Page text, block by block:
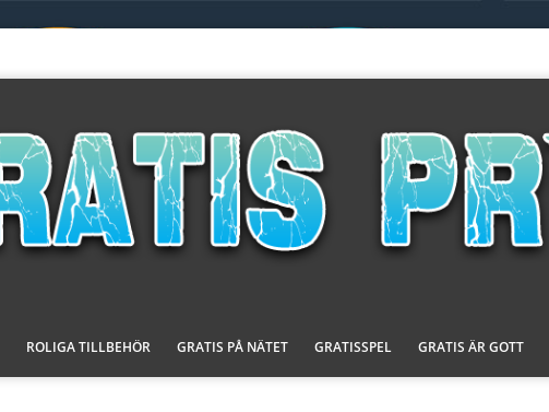
ROLIGA TILLBEHÖR GRATIS PÅ NÄTET GRATISSPEL GRATIS ÄR GOTT